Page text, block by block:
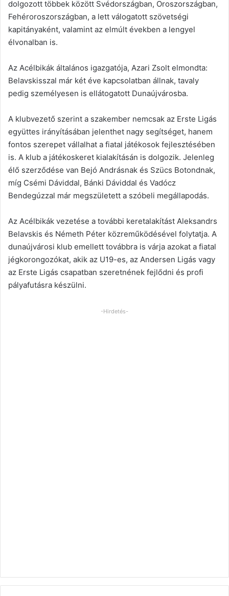
dolgozott többek között Svédországban, Oroszországban,
Fehéroroszországban, a lett válogatott szövetségi
kapitányaként, valamint az elmúlt években a lengyel
élvonalban is.
Az Acélbikák általános igazgatója, Azari Zsolt elmondta:
Belavskisszal már két éve kapcsolatban állnak, tavaly
pedig személyesen is ellátogatott Dunaújvárosba.
A klubvezető szerint a szakember nemcsak az Erste Ligás
együttes irányításában jelenthet nagy segítséget, hanem
fontos szerepet vállalhat a fiatal játékosok fejlesztésében
is. A klub a játékoskeret kialakításán is dolgozik. Jelenleg
élő szerződése van Bejó Andrásnak és Szücs Botondnak,
míg Csémi Dáviddal, Bánki Dáviddal és Vadócz
Bendegúzzal már megszületett a szóbeli megállapodás.
Az Acélbikák vezetése a további keretalakítást Aleksandrs
Belavskis és Németh Péter közreműködésével folytatja. A
dunaújvárosi klub emellett továbbra is várja azokat a fiatal
jégkorongozókat, akik az U19-es, az Andersen Ligás vagy
az Erste Ligás csapatban szeretnének fejlődni és profi
pályafutásra készülni.
-Hirdetés-